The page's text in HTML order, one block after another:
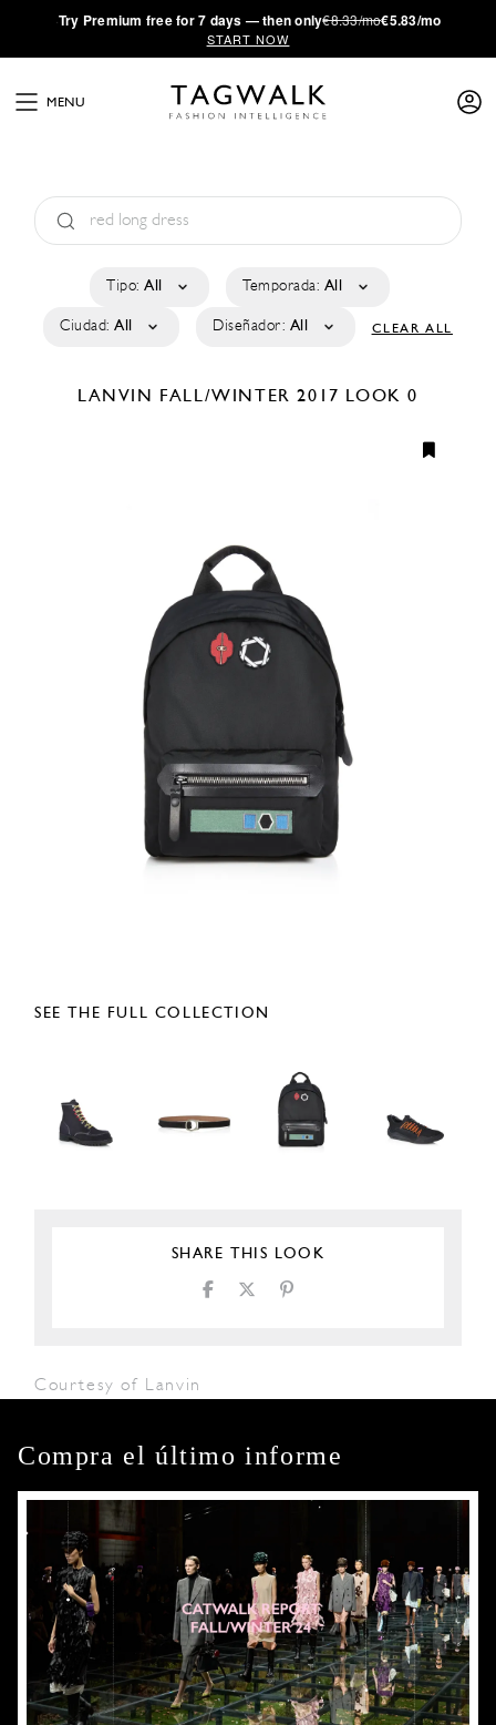
·Try Premium free for 7 days — then only€8.33/mo€5.83/mo
START NOW
MENU
Tipo: All Temporada: All
Ciudad: All Diseñador: All CLEAR ALL
LANVIN FALL/WINTER 2017 LOOK 0
SEE THE FULL COLLECTION
SHARE THIS LOOK
Courtesy of Lanvin
Compra el último informe